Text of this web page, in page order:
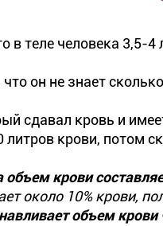
в теле человека 3,5-4
он не знает
сдавал кровь и
литров крови, потом
объем крови
около 10% крови,
объем крови